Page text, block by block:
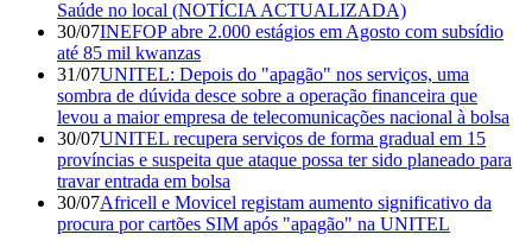
Saúde no local (NOTÍCIA ACTUALIZADA)
30/07INEFOP abre 2.000 estágios em Agosto com subsídio
até 85 mil kwanzas
31/07UNITEL: Depois do "apagão" nos serviços, uma
sombra de dúvida desce sobre a operação financeira que
levou a maior empresa de telecomunicações nacional à bolsa
30/07UNITEL recupera serviços de forma gradual em 15
províncias e suspeita que ataque possa ter sido planeado para
travar entrada em bolsa
30/07Africell e Movicel registam aumento significativo da
procura por cartões SIM após "apagão" na UNITEL